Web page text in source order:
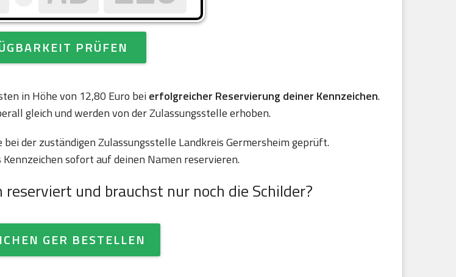
PRÜFEN
in Höhe von 12,80 Euro beierfolgreicher Reservierung deiner Kennzeichen.
gleich und werden von der Zulassungsstelle erhoben.
der zuständigen Zulassungsstelle Landkreis Germersheim geprüft.
sofort auf deinen Namen reservieren.
und brauchst nur noch die Schilder?
GER BESTELLEN